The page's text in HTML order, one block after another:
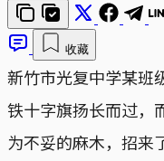
收藏
新竹市光复中学某班
铁十字旗扬长而过，
为不妥的麻木，招来